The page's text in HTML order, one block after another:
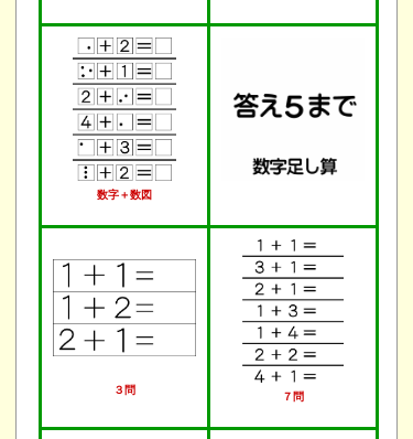
数字＋数図
３問
７問